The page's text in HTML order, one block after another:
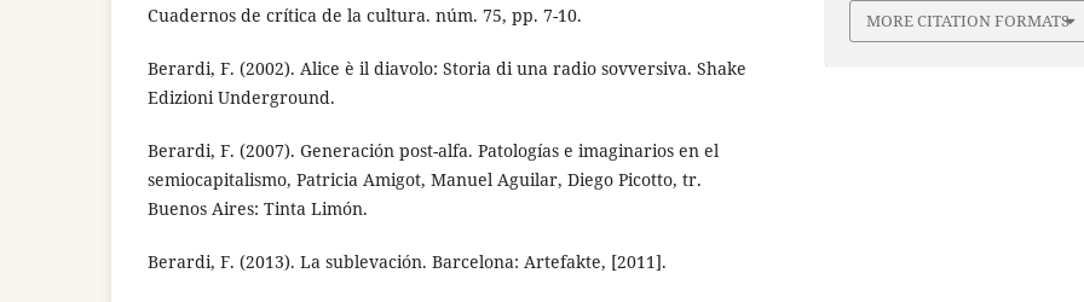
Cuadernos de crítica de la cultura. núm. 75, pp. 7-10.
Berardi, F. (2002). Alice è il diavolo: Storia di una radio sovversiva. Shake
Edizioni Underground.
Berardi, F. (2007). Generación post-alfa. Patologías e imaginarios en el
semiocapitalismo, Patricia Amigot, Manuel Aguilar, Diego Picotto, tr.
Buenos Aires: Tinta Limón.
Berardi, F. (2013). La sublevación. Barcelona: Artefakte, [2011].
MORE CITATION FORMATS